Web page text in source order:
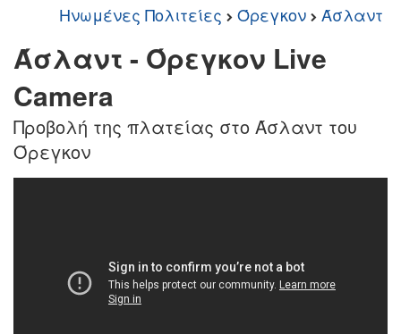
Ηνωμένες Πολιτείες Όρεγκον Άσλαντ
Άσλαντ - Όρεγκον Live
Camera
Προβολή της πλατείας στο Άσλαντ του
Όρεγκον